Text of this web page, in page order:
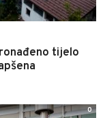
tijelo
0